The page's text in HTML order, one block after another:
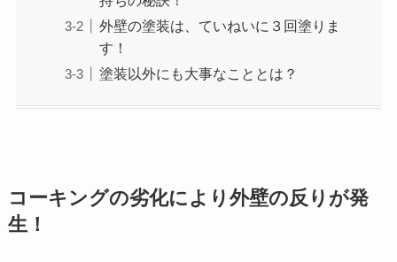
外壁の塗装は、ていねいに３回塗りま
す！
塗装以外にも大事なこととは？
コーキングの劣化により外壁の反りが発
生！